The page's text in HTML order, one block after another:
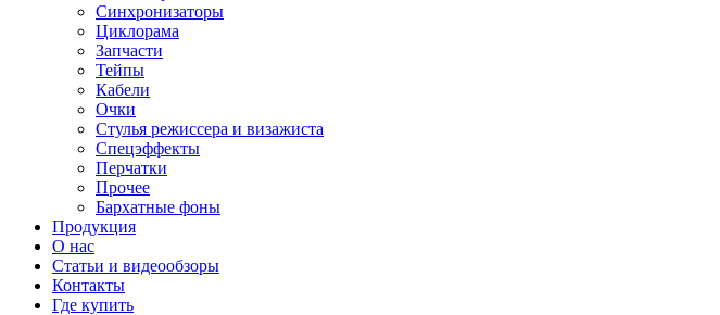
Синхронизаторы
Циклорама
Запчасти
Тейпы
Кабели
Очки
Стулья режиссера и визажиста
Спецэффекты
Перчатки
Прочее
Бархатные фоны
Продукция
О нас
Статьи и видеообзоры
Контакты
Где купить